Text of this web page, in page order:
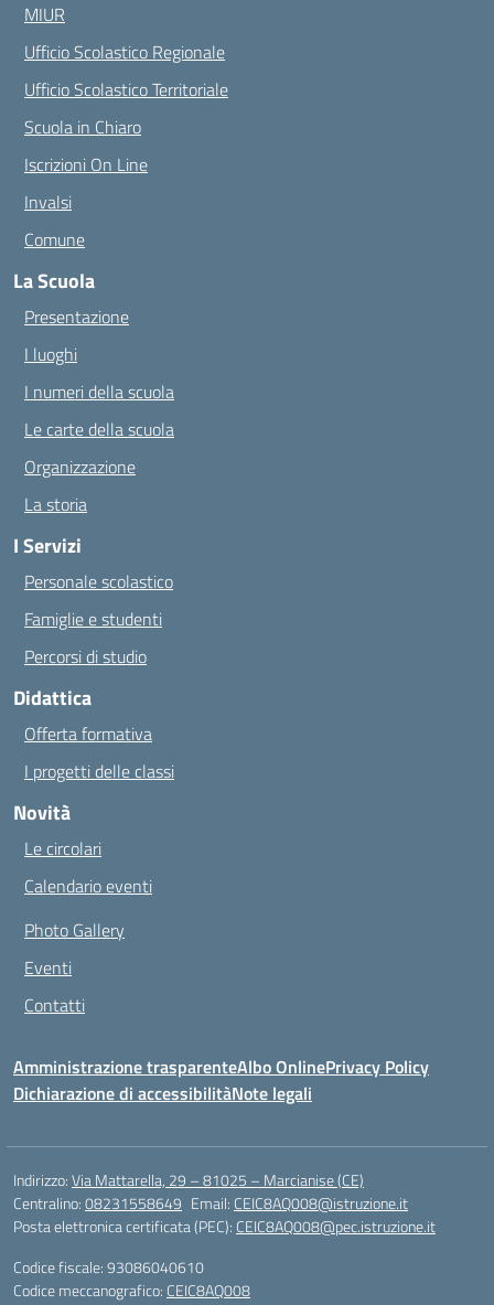
MIUR
Ufficio Scolastico Regionale
Ufficio Scolastico Territoriale
Scuola in Chiaro
Iscrizioni On Line
Invalsi
Comune
La Scuola
Presentazione
I luoghi
I numeri della scuola
Le carte della scuola
Organizzazione
La storia
I Servizi
Personale scolastico
Famiglie e studenti
Percorsi di studio
Didattica
Offerta formativa
I progetti delle classi
Novità
Le circolari
Calendario eventi
Photo Gallery
Eventi
Contatti
Amministrazione trasparenteAlbo OnlinePrivacy Policy
Dichiarazione di accessibilitàNote legali
Indirizzo:Via Mattarella, 29 – 81025 – Marcianise (CE)
Centralino:08231558649 Email: CEIC8AQ008@istruzione.it
Posta elettronica certificata (PEC): CEIC8AQ008@pec.istruzione.it
Codice fiscale: 93086040610
Codice meccanografico: CEIC8AQ008